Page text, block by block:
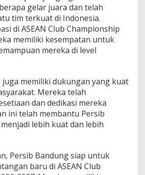
gelar juara dan telah
tim terkuat di Indonesia.
di ASEAN Club Championship
memiliki kesempatan untuk
mereka di level
juga memiliki dukungan yang kuat
Mereka telah
dan dedikasi mereka
ini telah membantu Persib
lebih kuat dan lebih
Persib Bandung siap untuk
baru di ASEAN Club